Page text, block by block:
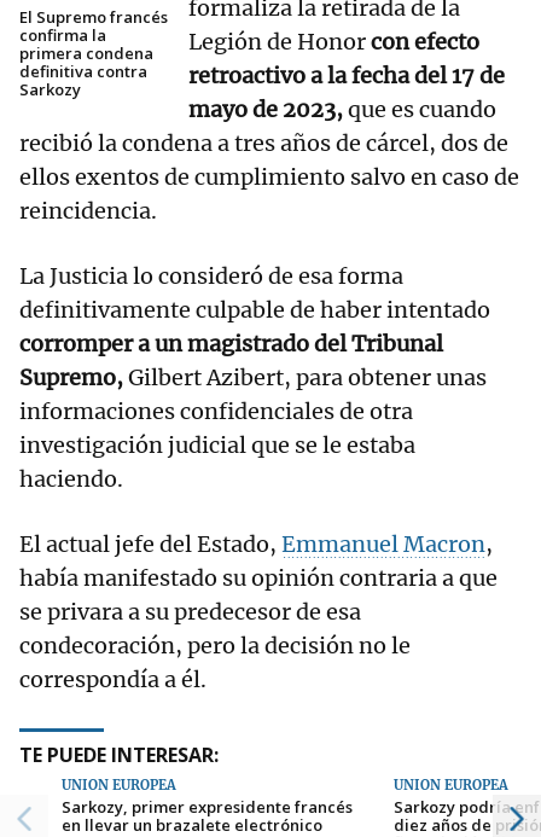
El Supremo francés
confirma la
primera condena
definitiva contra
Sarkozy
formaliza la retirada de la
Legión de Honorcon efecto
retroactivo a la fecha del 17 de
mayo de 2023,que es cuando
recibió la condena a tres años de cárcel, dos de
ellos exentos de cumplimiento salvo en caso de
reincidencia.
La Justicia lo consideró de esa forma
definitivamente culpable de haber intentado
corromper a un magistrado del Tribunal
Supremo,Gilbert Azibert, para obtener unas
informaciones confidenciales de otra
investigación judicial que se le estaba
haciendo.
El actual jefe del Estado, Emmanuel Macron,
había manifestado su opinión contraria a que
se privara a su predecesor de esa
condecoración, pero la decisión no le
correspondía a él.
TE PUEDE INTERESAR:
UNIÓN EUROPEA
Sarkozy, primer expresidente francés
en llevar un brazalete electrónico
UNIÓN EUROPEA
Sarkozy podría
diez años de